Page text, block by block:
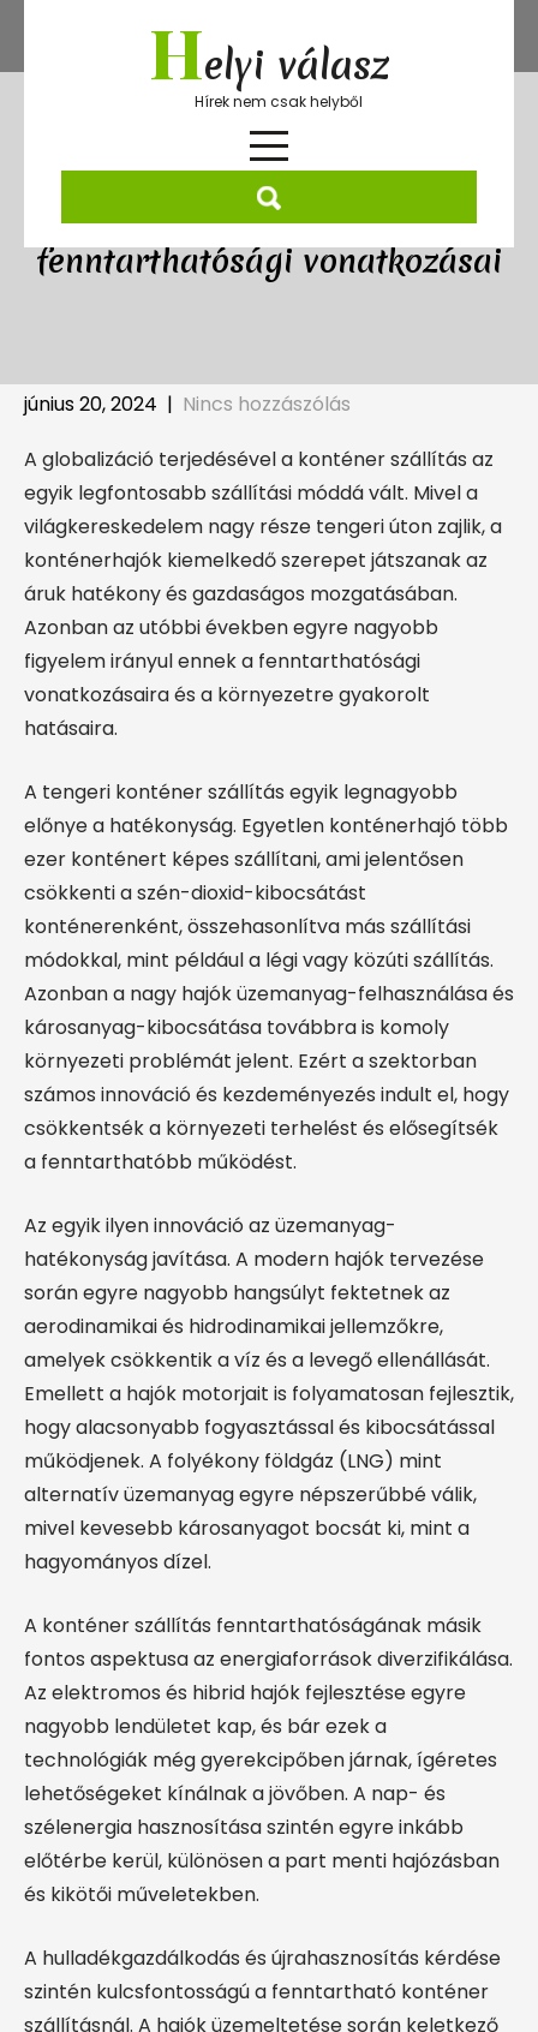
content
Helyi válasz
Hírek nem csak helyből
A konténer szállítás
fenntarthatósági vonatkozásai
június 20, 2024 | Nincs hozzászólás
A globalizáció terjedésével a konténer szállítás az
egyik legfontosabb szállítási móddá vált. Mivel a
világkereskedelem nagy része tengeri úton zajlik, a
konténerhajók kiemelkedő szerepet játszanak az
áruk hatékony és gazdaságos mozgatásában.
Azonban az utóbbi években egyre nagyobb
figyelem irányul ennek a fenntarthatósági
vonatkozásaira és a környezetre gyakorolt
hatásaira.
A tengeri konténer szállítás egyik legnagyobb
előnye a hatékonyság. Egyetlen konténerhajó több
ezer konténert képes szállítani, ami jelentősen
csökkenti a szén-dioxid-kibocsátást
konténerenként, összehasonlítva más szállítási
módokkal, mint például a légi vagy közúti szállítás.
Azonban a nagy hajók üzemanyag-felhasználása és
károsanyag-kibocsátása továbbra is komoly
környezeti problémát jelent. Ezért a szektorban
számos innováció és kezdeményezés indult el, hogy
csökkentsék a környezeti terhelést és elősegítsék
a fenntarthatóbb működést.
Az egyik ilyen innováció az üzemanyag-
hatékonyság javítása. A modern hajók tervezése
során egyre nagyobb hangsúlyt fektetnek az
aerodinamikai és hidrodinamikai jellemzőkre,
amelyek csökkentik a víz és a levegő ellenállását.
Emellett a hajók motorjait is folyamatosan fejlesztik,
hogy alacsonyabb fogyasztással és kibocsátással
működjenek. A folyékony földgáz (LNG) mint
alternatív üzemanyag egyre népszerűbbé válik,
mivel kevesebb károsanyagot bocsát ki, mint a
hagyományos dízel.
A konténer szállítás fenntarthatóságának másik
fontos aspektusa az energiaforrások diverzifikálása.
Az elektromos és hibrid hajók fejlesztése egyre
nagyobb lendületet kap, és bár ezek a
technológiák még gyerekcipőben járnak, ígéretes
lehetőségeket kínálnak a jövőben. A nap- és
szélenergia hasznosítása szintén egyre inkább
előtérbe kerül, különösen a part menti hajózásban
és kikötői műveletekben.
A hulladékgazdálkodás és újrahasznosítás kérdése
szintén kulcsfontosságú a fenntartható konténer
szállításnál. A hajók üzemeltetése során keletkező